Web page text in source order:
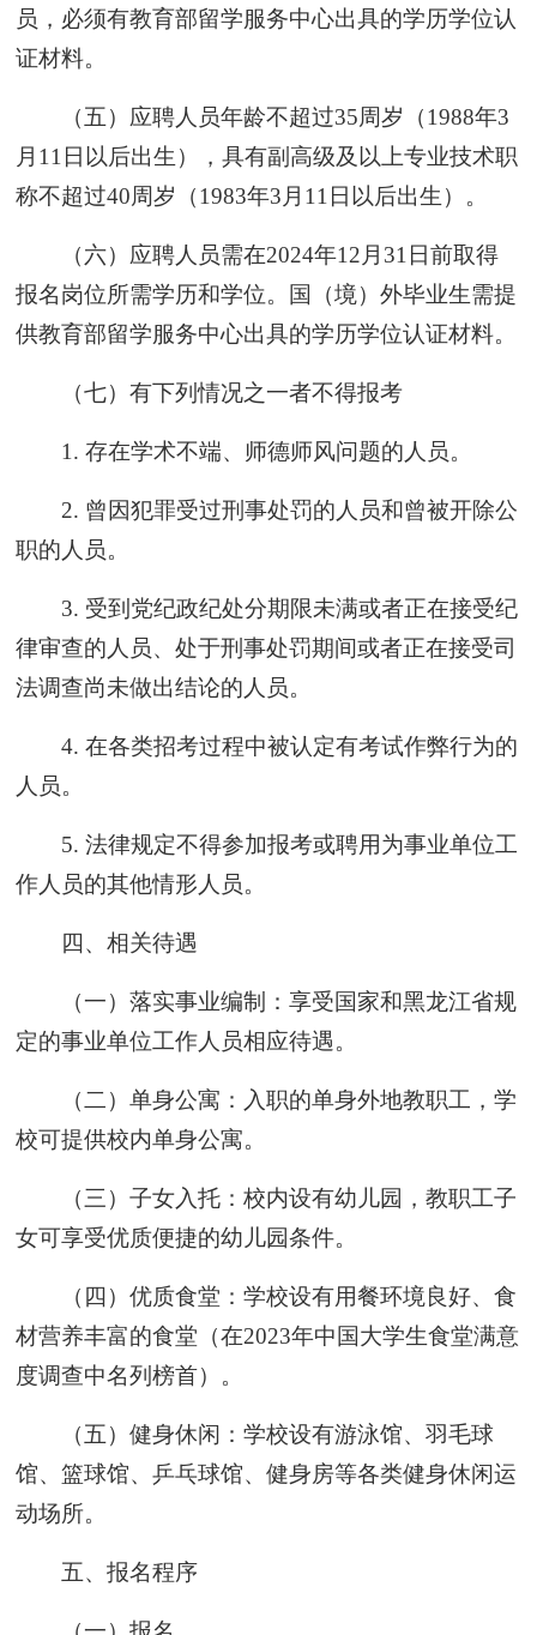
员，必须有教育部留学服务中心出具的学历学位认
证材料。
（五）应聘人员年龄不超过35周岁（1988年3
月11日以后出生），具有副高级及以上专业技术职
称不超过40周岁（1983年3月11日以后出生）。
（六）应聘人员需在2024年12月31日前取得
报名岗位所需学历和学位。国（境）外毕业生需提
供教育部留学服务中心出具的学历学位认证材料。
（七）有下列情况之一者不得报考
1. 存在学术不端、师德师风问题的人员。
2. 曾因犯罪受过刑事处罚的人员和曾被开除公
职的人员。
3. 受到党纪政纪处分期限未满或者正在接受纪
律审查的人员、处于刑事处罚期间或者正在接受司
法调查尚未做出结论的人员。
4. 在各类招考过程中被认定有考试作弊行为的
人员。
5. 法律规定不得参加报考或聘用为事业单位工
作人员的其他情形人员。
四、相关待遇
（一）落实事业编制：享受国家和黑龙江省规
定的事业单位工作人员相应待遇。
（二）单身公寓：入职的单身外地教职工，学
校可提供校内单身公寓。
（三）子女入托：校内设有幼儿园，教职工子
女可享受优质便捷的幼儿园条件。
（四）优质食堂：学校设有用餐环境良好、食
材营养丰富的食堂（在2023年中国大学生食堂满意
度调查中名列榜首）。
（五）健身休闲：学校设有游泳馆、羽毛球
馆、篮球馆、乒乓球馆、健身房等各类健身休闲运
动场所。
五、报名程序